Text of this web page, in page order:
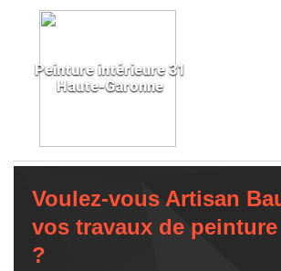
Peinture intérieure 31
Haute-Garonne
Voulez-vous Artisan
vos travaux de
?